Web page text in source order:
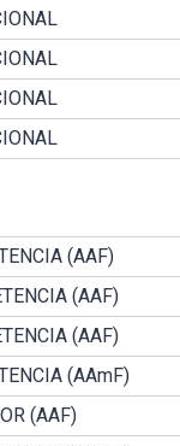
(AAF)
(AAF)
(AAF)
(AAmF)
(AAF)